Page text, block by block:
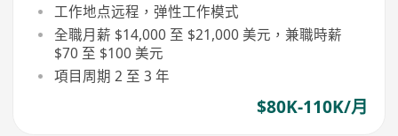
工作地点远程，弹性工作模式
全職月薪 $14,000 至 $21,000 美元，兼職時薪
$70 至 $100 美元
項目周期 2 至 3 年
$80K-110K/月